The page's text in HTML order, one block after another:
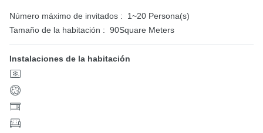
Número máximo de invitados :
1~20 Persona(s)
Tamaño de la habitación : 90Square Meters
Instalaciones de la habitación